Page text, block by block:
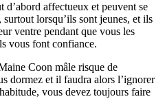
affectueux et peuvent se
lorsqu’ils sont jeunes, et ils
ventre pendant que vous les
vous font confiance.
Coon mâle risque de
dormez et il faudra alors l’ignorer
vous devez toujours faire